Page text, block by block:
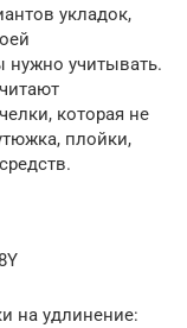
укладок,
нужно учитывать.
которая не
плойки,
на удлинение: